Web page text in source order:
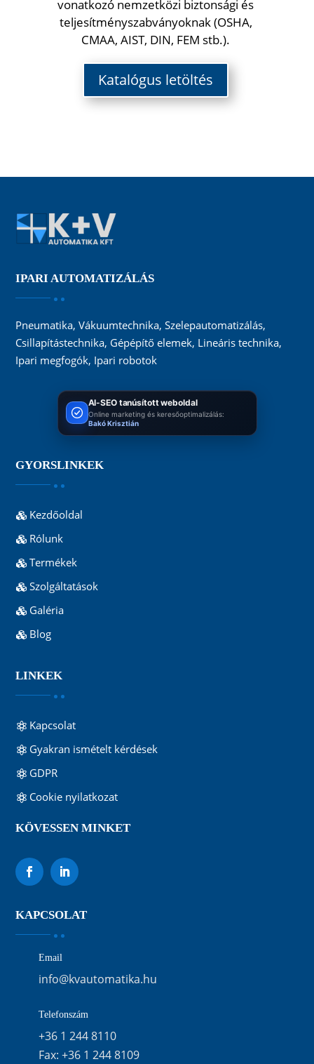
vonatkozó nemzetközi biztonsági és
teljesítményszabványoknak (OSHA,
CMAA, AIST, DIN, FEM stb.).
Katalógus letöltés
IPARI AUTOMATIZÁLÁS
Pneumatika, Vákuumtechnika, Szelepautomatizálás,
Csillapítástechnika, Gépépítő elemek, Lineáris technika,
Ipari megfogók, Ipari robotok
AI-SEO tanúsított weboldal
Online marketing és keresőoptimalizálás:
Bakó Krisztián
GYORSLINKEK
Kezdőoldal
Rólunk
Termékek
Szolgáltatások
Galéria
Blog
LINKEK
Kapcsolat
Gyakran ismételt kérdések
GDPR
Cookie nyilatkozat
KÖVESSEN MINKET
KAPCSOLAT
Email
info@kvautomatika.hu
Telefonszám
+36 1 244 8110
Fax: +36 1 244 8109